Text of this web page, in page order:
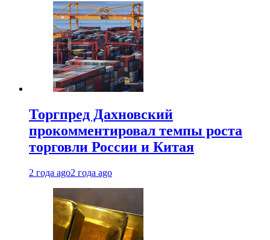
Торгпред Дахновский
прокомментировал темпы роста
торговли России и Китая
2 года ago2 года ago